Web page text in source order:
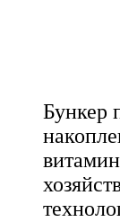
Бункер